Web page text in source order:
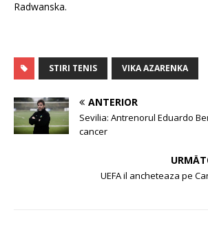
Radwanska.
STIRI TENIS VIKA AZARENKA
ANTERIOR
Sevilia: Antrenorul Eduardo
cancer
UEFA il ancheteaza pe